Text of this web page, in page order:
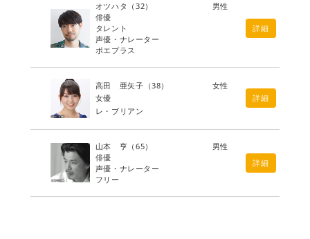
オツハタ （32）
男性
俳優
タレント
声優・ナレーター
ポエプラス
詳細
高田 亜矢子 （38）
女性
女優
レ・ブリアン
詳細
山本 亨 （65）
男性
俳優
声優・ナレーター
フリー
詳細